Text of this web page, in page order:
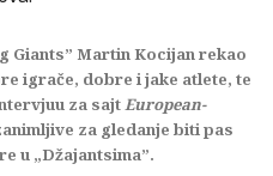
Giants” Martin Kocijan rekao
igrače, dobre i jake atlete, te
za sajtEuropean-
za gledanje biti pas
u „Džajantsima”.